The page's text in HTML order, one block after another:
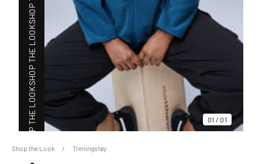
01 /01
SHOP THE LOOK
SHOP THE LOOK
Shop the Look Treningstøy